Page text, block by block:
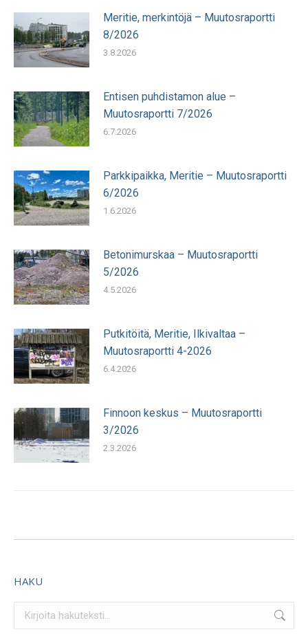
Meritie, merkintöjä – Muutosraportti
8/2026
3.8.2026
Entisen puhdistamon alue –
Muutosraportti 7/2026
6.7.2026
Parkkipaikka, Meritie – Muutosraportti
6/2026
1.6.2026
Betonimurskaa – Muutosraportti
5/2026
4.5.2026
Putkitöitä, Meritie, Ilkivaltaa –
Muutosraportti 4-2026
6.4.2026
Finnoon keskus – Muutosraportti
3/2026
2.3.2026
HAKU